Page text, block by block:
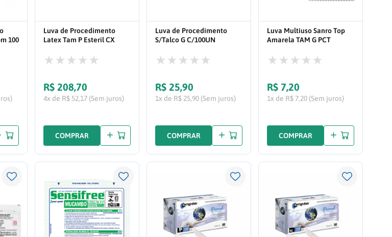
100
Luva de Procedimento
Latex Tam P Esteril CX
R$ 208,70
4x de R$ 52,17 (Sem juros)
COMPRAR
Luva de Procedimento
S/Talco G C/100UN
R$ 25,90
1x de R$ 25,90 (Sem juros)
COMPRAR
Luva Multiuso Sanro Top
Amarela TAM G PCT
R$ 7,20
1x de R$ 7,20 (Sem juros)
COMPRAR